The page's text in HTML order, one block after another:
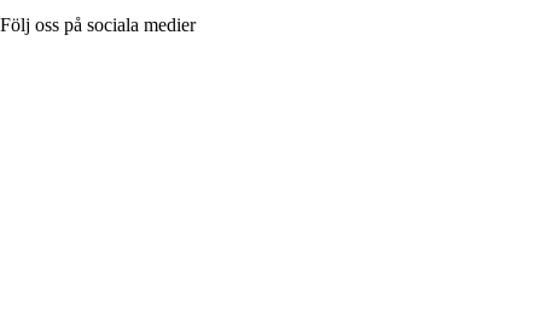
Följ oss på sociala medier